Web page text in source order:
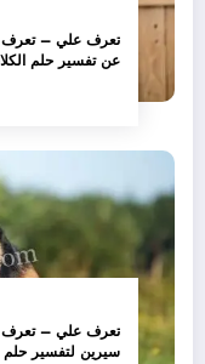
تعرف علي – تعرف
عن تفسير حلم
تعرف علي – تعرف
سيرين لتفسير